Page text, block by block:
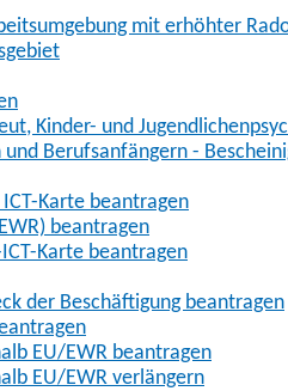
mit erhöhter
Kinder- und
Berufsanfängern -
Karte beantragen
beantragen
Karte beantragen
der Beschäftigung beantragen
EU/EWR beantragen
EU/EWR verlängern